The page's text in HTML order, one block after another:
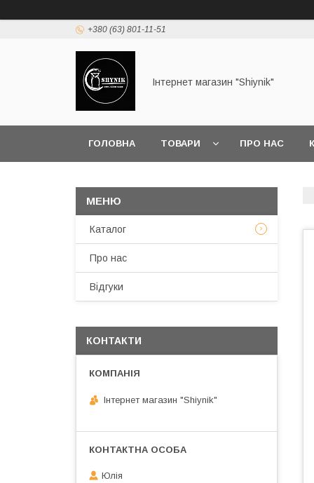
+380 (63) 801-11-51
Інтернет магазин "Shiynik"
ГОЛОВНА ТОВАРИ ПРО НАС
Каталог
Про нас
Відгуки
КОНТАКТИ
Інтернет магазин "Shiynik"
Юлія